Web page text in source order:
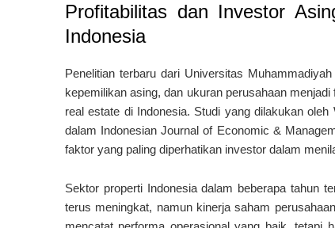
Profitabilitas dan Investor
Indonesia
Penelitian terbaru dari Universitas
kepemilikan asing, dan ukuran perusahaan
real estate di Indonesia. Studi yang dilakukan oleh
dalam Indonesian Journal of Economic &
faktor yang paling diperhatikan investor dalam
Sektor properti Indonesia dalam beberapa tahun
terus meningkat, namun kinerja saham